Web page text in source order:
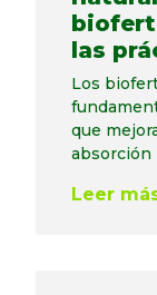
las
Los
que
absorción
Leer